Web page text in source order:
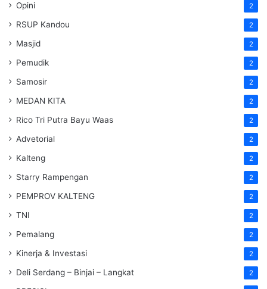
Opini 2
RSUP Kandou 2
Masjid 2
Pemudik 2
Samosir 2
MEDAN KITA 2
Rico Tri Putra Bayu Waas 2
Advetorial 2
Kalteng 2
Starry Rampengan 2
PEMPROV KALTENG 2
TNI 2
Pemalang 2
Kinerja & Investasi 2
Deli Serdang – Binjai – Langkat 2